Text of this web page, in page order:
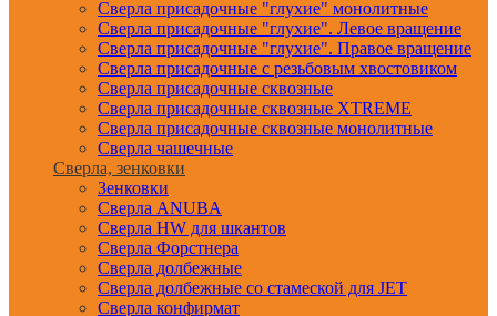
Сверла присадочные "глухие" монолитные
Сверла присадочные "глухие". Левое вращение
Сверла присадочные "глухие". Правое вращение
Сверла присадочные с резьбовым хвостовиком
Сверла присадочные сквозные
Сверла присадочные сквозные XTREME
Сверла присадочные сквозные монолитные
Сверла чашечные
Сверла, зенковки
Зенковки
Сверла ANUBA
Сверла HW для шкантов
Сверла Форстнера
Сверла долбежные
Сверла долбежные со стамеской для JET
Сверла конфирмат